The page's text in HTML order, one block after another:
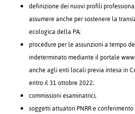
definizione dei nuovi profili
assumere anche per sostenere la
ecologica della PA;
procedure per le assunzioni a tempo
indeterminato mediante il portale
anche agli enti locali previa intesa in
entro il 31 ottobre 2022;
commissioni esaminatrici;
soggetti attuatori PNRR e